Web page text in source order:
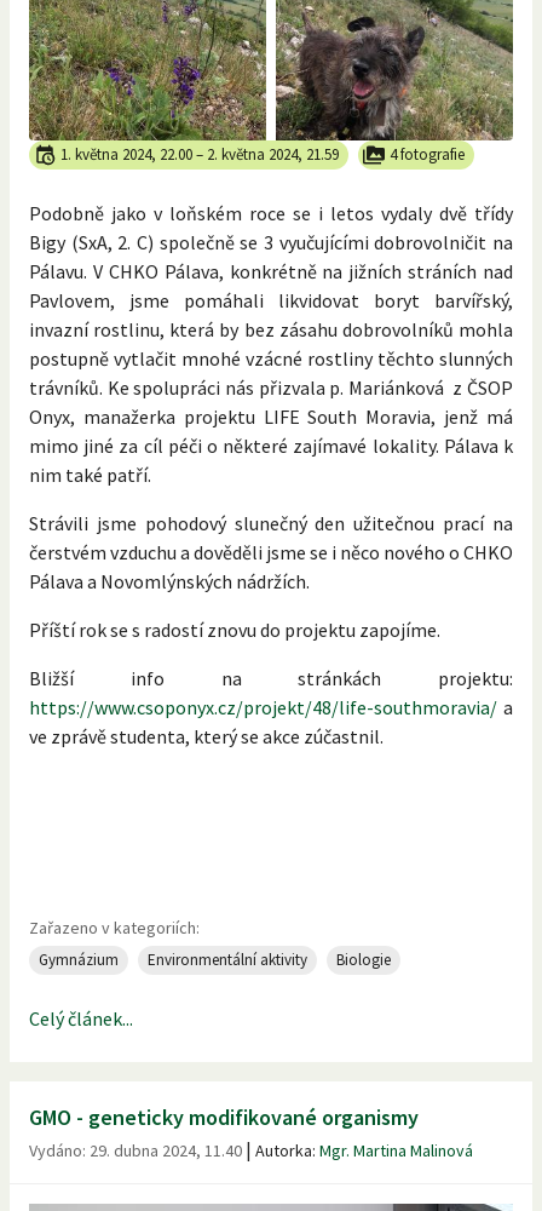
1. května 2024, 22.00– 2. května 2024, 21.59 4 fotografie
Podobně jako v loňském roce se i letos vydaly dvě třídy
Bigy (SxA, 2. C) společně se 3 vyučujícími dobrovolničit na
Pálavu. V CHKO Pálava, konkrétně na jižních stráních nad
Pavlovem, jsme pomáhali likvidovat boryt barvířský,
invazní rostlinu, která by bez zásahu dobrovolníků mohla
postupně vytlačit mnohé vzácné rostliny těchto slunných
trávníků. Ke spolupráci nás přizvala p. Mariánková z ČSOP
Onyx, manažerka projektu LIFE South Moravia, jenž má
mimo jiné za cíl péči o některé zajímavé lokality. Pálava k
nim také patří.
Strávili jsme pohodový slunečný den užitečnou prací na
čerstvém vzduchu a dověděli jsme se i něco nového o CHKO
Pálava a Novomlýnských nádržích.
Příští rok se s radostí znovu do projektu zapojíme.
Bližší info na stránkách projektu:
https://www.csoponyx.cz/projekt/48/life-southmoravia/ a
ve zprávě studenta, který se akce zúčastnil.
Zařazeno v kategoriích:
Gymnázium Environmentální aktivity Biologie
Celý článek...
GMO - geneticky modifikované organismy
Vydáno: 29. dubna 2024, 11.40 | Autorka: Mgr. Martina Malinová